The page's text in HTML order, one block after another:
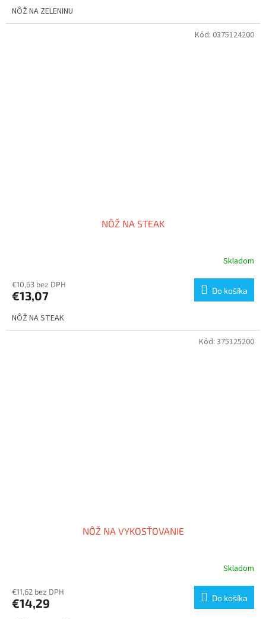
NÔŽ NA ZELENINU
NÔŽ NA STEAK
Skladom
€10,63 bez DPH
€13,07 Do košíka
NÔŽ NA STEAK
Kód: 0375124200
NÔŽ NA VYKOSŤOVANIE
Skladom
€11,62 bez DPH
€14,29 Do košíka
Kód: 375125200